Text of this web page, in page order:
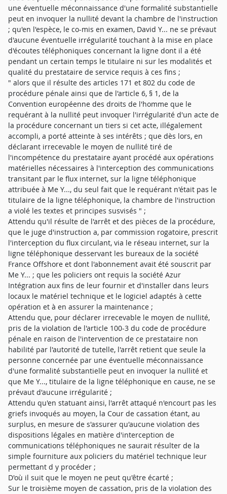
une éventuelle méconnaissance d'une formalité substantielle
peut en invoquer la nullité devant la chambre de l'instruction
; qu'en l'espèce, le co-mis en examen, David Y... ne se prévaut
d'aucune éventuelle irrégularité touchant à la mise en place
d'écoutes téléphoniques concernant la ligne dont il a été
pendant un certain temps le titulaire ni sur les modalités et
qualité du prestataire de service requis à ces fins ;
" alors que il résulte des articles 171 et 802 du code de
procédure pénale ainsi que de l'article 6, § 1, de la
Convention européenne des droits de l'homme que le
requérant à la nullité peut invoquer l'irrégularité d'un acte de
la procédure concernant un tiers si cet acte, illégalement
accompli, a porté atteinte à ses intérêts ; que dès lors, en
déclarant irrecevable le moyen de nullité tiré de
l'incompétence du prestataire ayant procédé aux opérations
matérielles nécessaires à l'interception des communications
transitant par le flux internet, sur la ligne téléphonique
attribuée à Me Y..., du seul fait que le requérant n'était pas le
titulaire de la ligne téléphonique, la chambre de l'instruction
a violé les textes et principes susvisés " ;
Attendu qu'il résulte de l'arrêt et des pièces de la procédure,
que le juge d'instruction a, par commission rogatoire, prescrit
l'interception du flux circulant, via le réseau internet, sur la
ligne téléphonique desservant les bureaux de la société
France Offshore et dont l'abonnement avait été souscrit par
Me Y... ; que les policiers ont requis la société Azur
Intégration aux fins de leur fournir et d'installer dans leurs
locaux le matériel technique et le logiciel adaptés à cette
opération et à en assurer la maintenance ;
Attendu que, pour déclarer irrecevable le moyen de nullité,
pris de la violation de l'article 100-3 du code de procédure
pénale en raison de l'intervention de ce prestataire non
habilité par l'autorité de tutelle, l'arrêt retient que seule la
personne concernée par une éventuelle méconnaissance
d'une formalité substantielle peut en invoquer la nullité et
que Me Y..., titulaire de la ligne téléphonique en cause, ne se
prévaut d'aucune irrégularité ;
Attendu qu'en statuant ainsi, l'arrêt attaqué n'encourt pas les
griefs invoqués au moyen, la Cour de cassation étant, au
surplus, en mesure de s'assurer qu'aucune violation des
dispositions légales en matière d'interception de
communications téléphoniques ne saurait résulter de la
simple fourniture aux policiers du matériel technique leur
permettant d y procéder ;
D'où il suit que le moyen ne peut qu'être écarté ;
Sur le troisième moyen de cassation, pris de la violation des